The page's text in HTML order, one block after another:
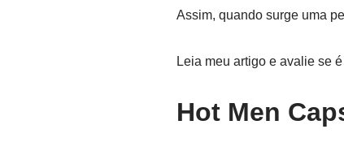
Assim, quando surge uma
Leia meu artigo e avalie se
Hot Men